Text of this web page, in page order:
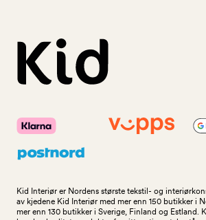
Kid Interiør er Nordens største tekstil- og
av kjedene Kid Interiør med mer enn 150 butikker i
mer enn 130 butikker i Sverige, Finland og Estland.